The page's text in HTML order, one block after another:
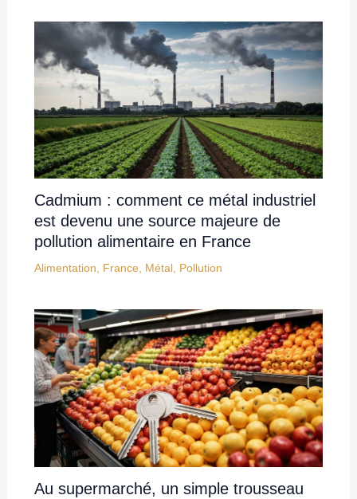
Cadmium : comment ce métal industriel
est devenu une source majeure de
pollution alimentaire en France
Alimentation, France, Métal, Pollution
Au supermarché, un simple trousseau